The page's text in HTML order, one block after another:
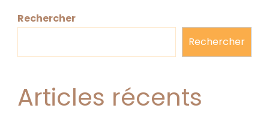
Rechercher
Rechercher
Articles récents